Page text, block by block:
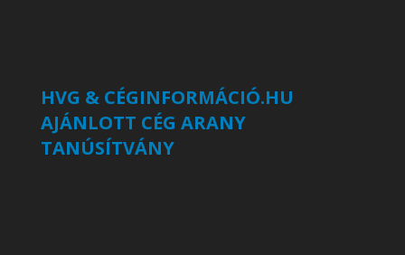
HVG & CÉGINFORMÁCIÓ.HU
AJÁNLOTT CÉG ARANY
TANÚSÍTVÁNY